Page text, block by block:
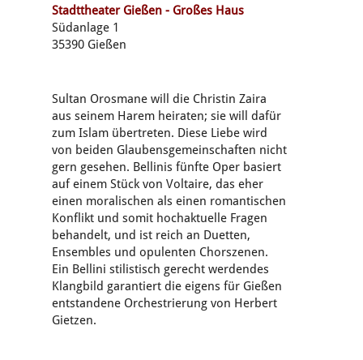
Stadttheater Gießen - Großes Haus
Südanlage 1
35390 Gießen
Sultan Orosmane will die Christin Zaira
aus seinem Harem heiraten; sie will dafür
zum Islam übertreten. Diese Liebe wird
von beiden Glaubensgemeinschaften nicht
gern gesehen. Bellinis fünfte Oper basiert
auf einem Stück von Voltaire, das eher
einen moralischen als einen romantischen
Konflikt und somit hochaktuelle Fragen
behandelt, und ist reich an Duetten,
Ensembles und opulenten Chorszenen.
Ein Bellini stilistisch gerecht werdendes
Klangbild garantiert die eigens für Gießen
entstandene Orchestrierung von Herbert
Gietzen.